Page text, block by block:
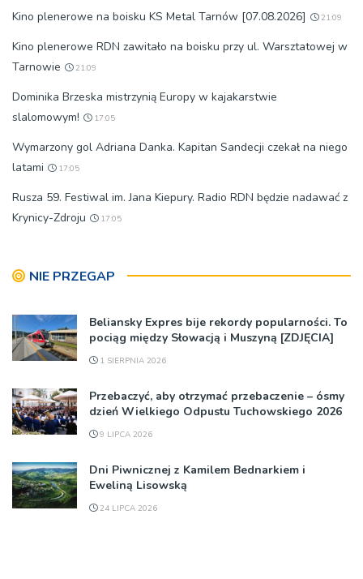
Kino plenerowe na boisku KS Metal Tarnów [07.08.2026] 21:09
Kino plenerowe RDN zawitało na boisku przy ul. Warsztatowej w
Tarnowie
21:09
Dominika Brzeska mistrzynią Europy w kajakarstwie
slalomowym!
17:05
Wymarzony gol Adriana Danka. Kapitan Sandecji czekał na niego
latami
17:05
Rusza 59. Festiwal im. Jana Kiepury. Radio RDN będzie nadawać z
Krynicy-Zdroju
17:05
NIE PRZEGAP
Beliansky Expres bije rekordy popularności. To
pociąg między Słowacją i Muszyną [ZDJĘCIA]
1 SIERPNIA 2026
Przebaczyć, aby otrzymać przebaczenie – ósmy
dzień Wielkiego Odpustu Tuchowskiego 2026
9 LIPCA 2026
Dni Piwnicznej z Kamilem Bednarkiem i
Eweliną Lisowską
24 LIPCA 2026